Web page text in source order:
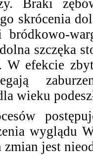
Braki
skrócenia
bródkowo-
szczęka
W efekcie
wieku
wyglądu
zmian jest